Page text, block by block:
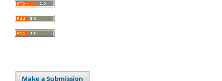
Make a Submission